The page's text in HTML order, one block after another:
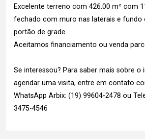
Excelente terreno com 426.00 m² com
fechado com muro nas laterais e fundo
portão de grade.
Aceitamos financiamento ou venda
Se interessou? Para saber mais sobre o
agendar uma visita, entre em contato
WhatsApp Arbix: (19) 99604-2478 ou
3475-4546